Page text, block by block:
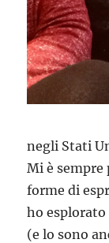
negli Stati
Mi è sempre
forme di
ho esplorato
(e lo sono